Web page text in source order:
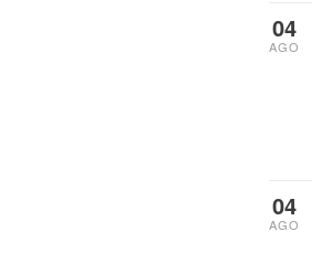
04
AGO
04
AGO